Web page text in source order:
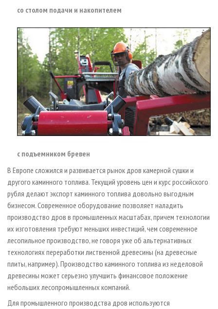
со столом подачи и накопителем
с подъемником бревен
В Европе сложился и развивается рынок дров камерной сушки и
другого каминного топлива. Текущий уровень цен и курс российского
рубля делают экспорт каминного топлива довольно выгодным
бизнесом. Современное оборудование позволяет наладить
производство дров в промышленных масштабах, причем технологии
их изготовления требуют меньших инвестиций, чем современное
лесопильное производство, не говоря уже об альтернативных
технологиях переработки лиственной древесины (на древесные
плиты, например). Производство каминного топлива из неделовой
древесины может серьезно улучшить финансовое положение
небольших лесопромышленных компаний.
Для промышленного производства дров используются